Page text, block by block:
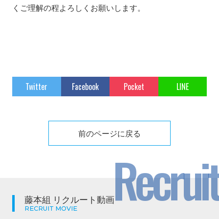
くご理解の程よろしくお願いします。
Twitter Facebook Pocket LINE
前のページに戻る
Recruit
藤本組 リクルート動画
RECRUIT MOVIE